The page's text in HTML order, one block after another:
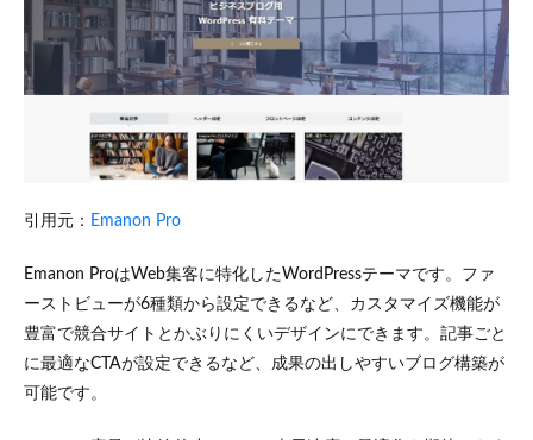
引用元： Emanon Pro
Emanon ProはWeb集客に特化したWordPressテーマです。ファ
ーストビューが6種類から設定できるなど、カスタマイズ機能が
豊富で競合サイトとかぶりにくいデザインにできます。記事ごと
に最適なCTAが設定できるなど、成果の出しやすいブログ構築が
可能です。